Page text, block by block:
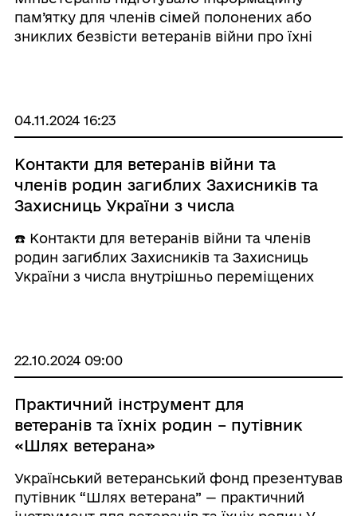
пам’ятку для членів сімей полонених або
зниклих безвісти ветеранів війни про їхні
забезпечення, ...
04.11.2024 16:23
Контакти для ветеранів війни та
членів родин загиблих Захисників та
Захисниць України з числа
☎️ Контакти для ветеранів війни та членів
родин загиблих Захисників та Захисниць
України з числа внутрішньо переміщених
...
22.10.2024 09:00
Практичний інструмент для
ветеранів та їхніх родин – путівник
«Шлях ветерана»
Український ветеранський фонд презентував
путівник “Шлях ветерана” — практичний